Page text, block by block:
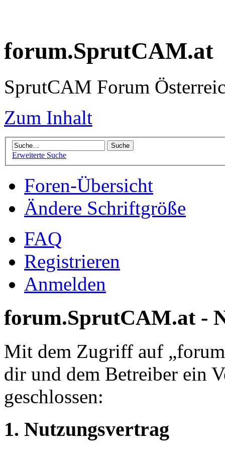
forum.SprutCAM.at
SprutCAM Forum
Zum Inhalt
Erweiterte Suche
Foren-Übersicht
Ändere Schriftgröße
FAQ
Registrieren
Anmelden
forum.SprutCAM.at -
Mit dem Zugriff auf
dir und dem Betreiber ein
geschlossen:
1. Nutzungsvertrag